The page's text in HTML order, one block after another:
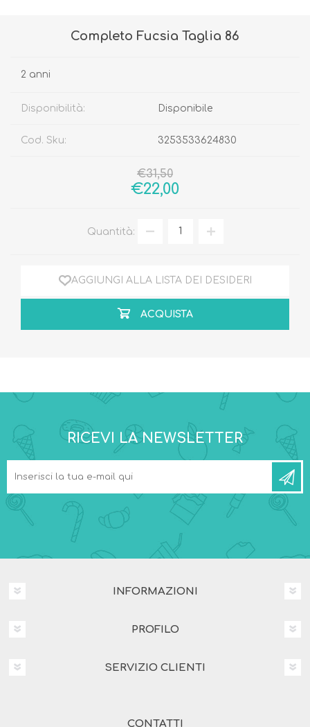
Completo Fucsia Taglia 86
2 anni
Disponibilità: Disponibile
Cod. Sku: 3253533624830
€31,50
€22,00
Quantità:
AGGIUNGI ALLA LISTA DEI DESIDERI
ACQUISTA
RICEVI LA NEWSLETTER
INFORMAZIONI
PROFILO
SERVIZIO CLIENTI
CONTATTI